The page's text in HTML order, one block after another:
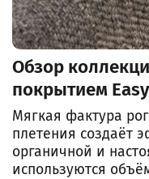
Обзор
покрытием
Мягкая фактура
плетения создаёт
органичной и
используются